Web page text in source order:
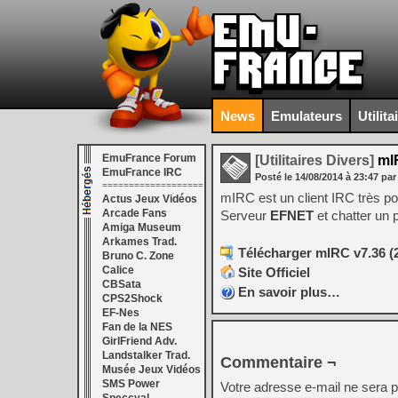
News Emulateurs
EmuFrance Forum
EmuFrance IRC
===================
Actus Jeux Vidéos
Arcade Fans
Amiga Museum
Arkames Trad.
Bruno C. Zone
Calice
CBSata
CPS2Shock
EF-Nes
Fan de la NES
GirlFriend Adv.
Landstalker Trad.
Musée Jeux Vidéos
SMS Power
[Utilitaires Divers]
Posté le 14/08/2014 à 23:47 par
mIRC est un client IRC très
Serveur EFNET et chatter un
Télécharger mIRC v7.36
Site Officiel
En savoir plus…
Commentaire ¬
Votre adresse e-mail ne sera